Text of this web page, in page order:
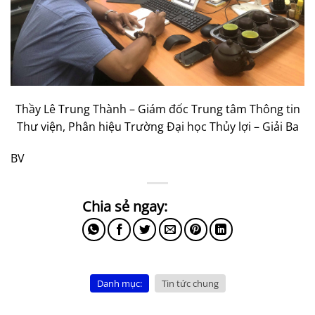
Thầy Lê Trung Thành – Giám đốc Trung tâm Thông tin
Thư viện, Phân hiệu Trường Đại học Thủy lợi – Giải Ba
BV
Danh mục: Tin tức chung